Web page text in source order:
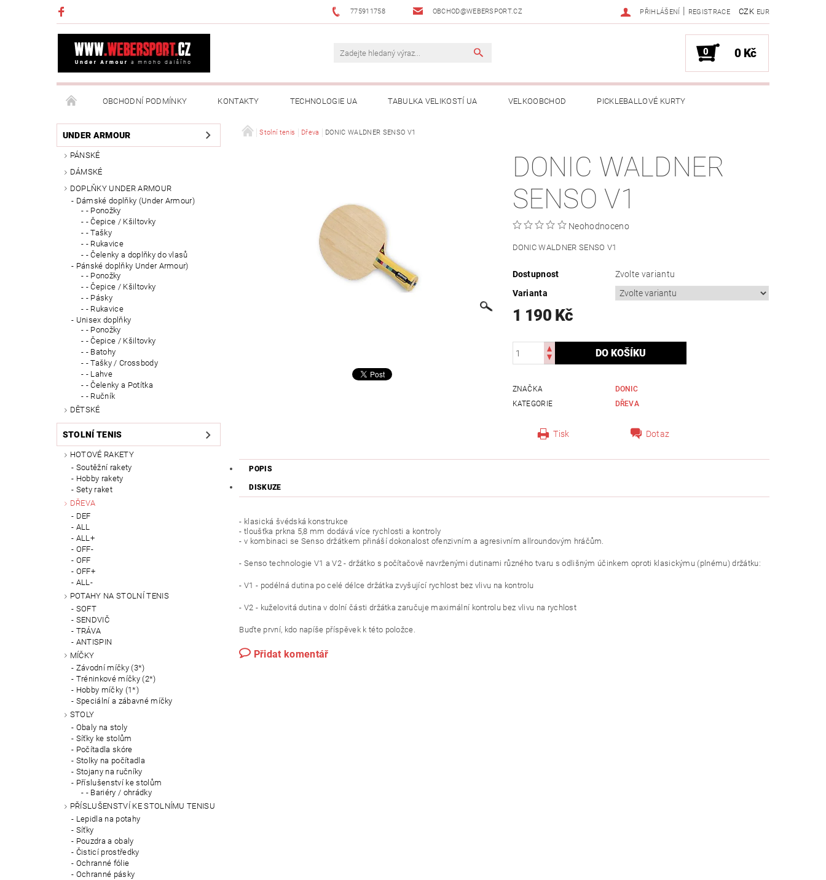
775911758 OBCHOD@WEBERSPORT.CZ CZK EUR
PŘIHLÁŠENÍ | REGISTRACE
0 0 Kč
OBCHODNÍ PODMÍNKY KONTAKTY TECHNOLOGIE UA TABULKA VELIKOSTÍ UA VELKOOBCHOD PICKLEBALLOVÉ KURTY
NAPIŠTE NÁM MOJE OBJEDNÁVKA
UNDER ARMOUR
PÁNSKÉ
DÁMSKÉ
DOPLŇKY UNDER ARMOUR
Dámské doplňky (Under Armour)
- Ponožky
- Čepice / Kšiltovky
- Tašky
- Rukavice
- Čelenky a doplňky do vlasů
Pánské doplňky Under Armour)
- Ponožky
- Čepice / Kšiltovky
- Pásky
- Rukavice
Unisex doplňky
- Ponožky
- Čepice / Kšiltovky
- Batohy
- Tašky / Crossbody
- Lahve
- Čelenky a Potítka
- Ručník
DĚTSKÉ
STOLNÍ TENIS
HOTOVÉ RAKETY
Soutěžní rakety
Hobby rakety
Sety raket
DŘEVA
DEF
ALL
ALL+
OFF-
OFF
OFF+
ALL-
POTAHY NA STOLNÍ TENIS
SOFT
SENDVIČ
TRÁVA
ANTISPIN
MÍČKY
Závodní míčky (3*)
Tréninkové míčky (2*)
Hobby míčky (1*)
Speciální a zábavné míčky
STOLY
Obaly na stoly
Síťky ke stolům
Počítadla skóre
Stolky na počítadla
Stojany na ručníky
Příslušenství ke stolům
- Bariéry / ohrádky
PŘÍSLUŠENSTVÍ KE STOLNÍMU TENISU
Lepidla na potahy
Síťky
Pouzdra a obaly
Čisticí prostředky
Ochranné fólie
Ochranné pásky
Stolní tenis Dřeva DONIC WALDNER SENSO V1
DONIC WALDNER
SENSO V1
Neohodnoceno
DONIC WALDNER SENSO V1
Dostupnost
Zvolte variantu
Varianta
1 190 Kč
ZNAČKA
DONIC
KATEGORIE
DŘEVA
Tisk Dotaz
POPIS
DISKUZE
- klasická švédská konstrukce
- tloušťka prkna 5,8 mm dodává více rychlosti a kontroly
- v kombinaci se Senso držátkem přináší dokonalost ofenzivním a agresivním allroundovým hráčům.
- Senso technologie V1 a V2 - držátko s počítačově navrženými dutinami různého tvaru s odlišným účinkem oproti klasickýmu (plnému) držátku:
- V1 - podélná dutina po celé délce držátka zvyšující rychlost bez vlivu na kontrolu
- V2 - kuželovitá dutina v dolní části držátka zaručuje maximální kontrolu bez vlivu na rychlost
Buďte první, kdo napíše příspěvek k této položce.
Přidat komentář